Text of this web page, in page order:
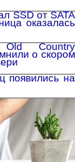
SSD от SATA
оказалась
Country
о скором
появились на